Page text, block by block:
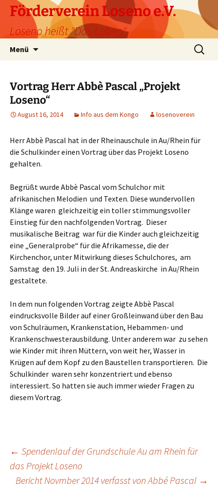
Förderverein Loseno e.V.
Loseno heißt "Das Leben"
Menü
Suche
nach:
Vortrag Herr Abbè Pascal „Projekt
Loseno“
August 16, 2014 Info aus dem Kongo losenoverein
Herr Abbè Pascal hat in der Rheinauschule in Au/Rhein für
die Schulkinder einen Vortrag über das Projekt Loseno
gehalten.
Begrüßt wurde Abbè Pascal vom Schulchor mit
afrikanischen Melodien und Texten. Diese wundervollen
Klänge waren gleichzeitig ein toller stimmungsvoller
Einstieg für den nachfolgenden Vortrag. Dieser
musikalische Beitrag war für die Kinder auch gleichzeitig
eine „Generalprobe“ für die Afrikamesse, die der
Kirchenchor, unter Mitwirkung dieses Schulchores, am
Samstag den 19. Juli in der St. Andreaskirche in Au/Rhein
gestaltete.
In dem nun folgenden Vortrag zeigte Abbè Pascal
eindrucksvolle Bilder auf einer Großleinwand über den Bau
von Schulräumen, Krankenstation, Hebammen- und
Krankenschwesterausbildung. Unter anderem war zu sehen
wie Kinder mit ihren Müttern, von weit her, Wasser in
Krügen auf dem Kopf zu den Baustellen transportieren. Die
Schulkinder waren sehr konzentriert und ebenso
interessiert. So hatten sie auch immer wieder Fragen zu
diesem Vortrag.
Beitrags-
Navigation
← Spendenlauf der Grundschule Au am Rhein für
das Projekt Loseno
Bericht Novmber 2014 verfasst von Abbé Pascal →